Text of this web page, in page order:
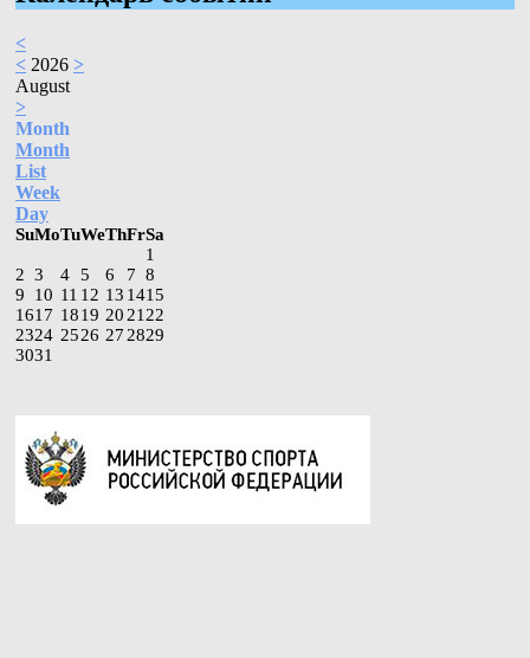
<
< 2026 >
August
>
Month
Month
List
Week
Day
SuMoTuWeThFrSa
1
2 3 4 5 6 7 8
9
10 11 12 13 1415
1617 1819 20 21 22
2324 2526 27 2829
3031